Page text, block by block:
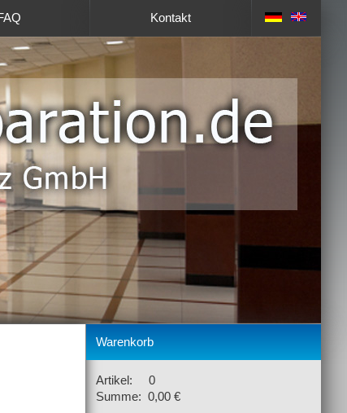
Kontakt
Warenkorb
Artikel: 0
Summe: 0,00 €